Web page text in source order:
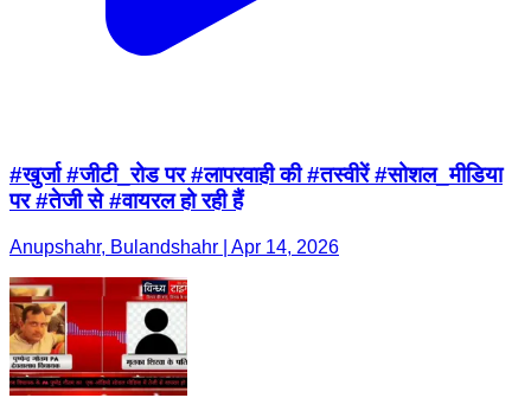
#खुर्जा #जीटी_रोड पर #लापरवाही की #तस्वीरें #सोशल_मीडिया
पर #तेजी से #वायरल हो रही हैं
Anupshahr, Bulandshahr | Apr 14, 2026